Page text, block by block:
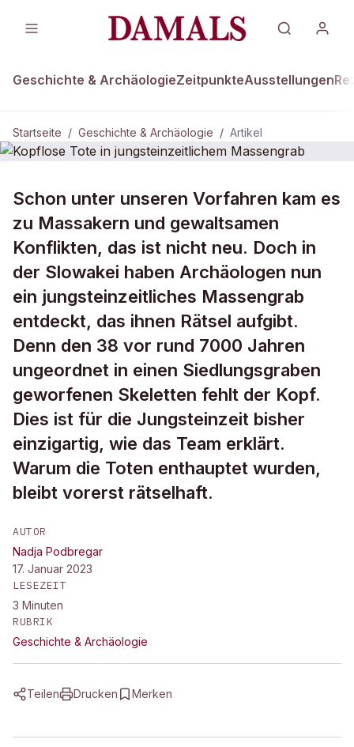
Geschichte & ArchäologieZeitpunkteAusstellungen
Startseite / Geschichte & Archäologie / Artikel
Kopflose Tote in jungsteinzeitlichem
Massengrab
Schon unter unseren Vorfahren kam es
zu Massakern und gewaltsamen
Konflikten, das ist nicht neu. Doch in
der Slowakei haben Archäologen nun
ein jungsteinzeitliches Massengrab
entdeckt, das ihnen Rätsel aufgibt.
Denn den 38 vor rund 7000 Jahren
ungeordnet in einen Siedlungsgraben
geworfenen Skeletten fehlt der Kopf.
Dies ist für die Jungsteinzeit bisher
einzigartig, wie das Team erklärt.
Warum die Toten enthauptet wurden,
bleibt vorerst rätselhaft.
AUTOR
Nadja Podbregar
17. Januar 2023
LESEZEIT
3 Minuten
RUBRIK
Geschichte & Archäologie
Teilen Drucken Merken